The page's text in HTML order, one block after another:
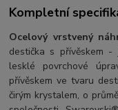
Kompletní
Ocelový vrstvený
destička s přívěskem
lesklé povrchové
přívěskem ve tvaru
čirým krystalem, o